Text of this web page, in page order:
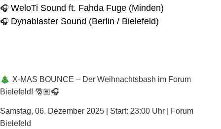
🎧 WeloTi Sound ft. Fahda Fuge (Minden)
🎧 Dynablaster Sound (Berlin / Bielefeld)
🎄 X-MAS BOUNCE – Der Weihnachtsbash im Forum
Bielefeld! 🎅🏽🎧
Samstag, 06. Dezember 2025 | Start: 23:00 Uhr | Forum
Bielefeld